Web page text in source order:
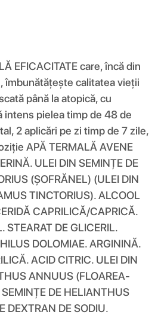
EFICACITATE care, încă din
îmbunătățește calitatea vieții
până la atopică, cu
intens pielea timp de 48 de
2 aplicări pe zi timp de 7 zile,
APĂ TERMALĂ AVENE
ULEI DIN SEMINȚE DE
(ȘOFRĂNEL) (ULEI DIN
TINCTORIUS). ALCOOL
CAPRILICĂ/CAPRICĂ.
STEARAT DE GLICERIL.
DOLOMIAE. ARGININĂ.
ACID CITRIC. ULEI DIN
ANNUUS (FLOAREA-
DE HELIANTHUS
DEXTRAN DE SODIU.